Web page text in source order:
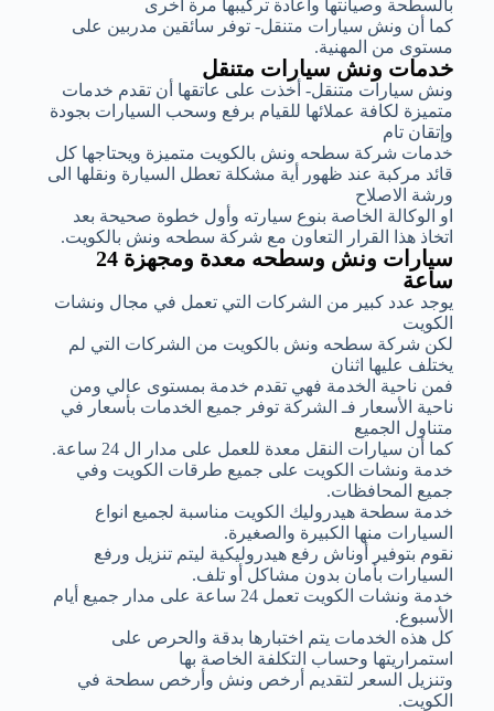
بالسطحة وصيانتها واعادة تركيبها مرة أخرى
كما أن ونش سيارات متنقل- توفر سائقين مدربين على
مستوى من المهنية.
خدمات ونش سيارات متنقل
ونش سيارات متنقل- أخذت على عاتقها أن تقدم خدمات
متميزة لكافة عملائها للقيام برفع وسحب السيارات بجودة
وإتقان تام
خدمات شركة سطحه ونش بالكويت متميزة ويحتاجها كل
قائد مركبة عند ظهور أية مشكلة تعطل السيارة ونقلها الى
ورشة الاصلاح
او الوكالة الخاصة بنوع سيارته وأول خطوة صحيحة بعد
اتخاذ هذا القرار التعاون مع شركة سطحه ونش بالكويت.
سيارات ونش وسطحه معدة ومجهزة 24
ساعة
يوجد عدد كبير من الشركات التي تعمل في مجال ونشات
الكويت
لكن شركة سطحه ونش بالكويت من الشركات التي لم
يختلف عليها اثنان
فمن ناحية الخدمة فهي تقدم خدمة بمستوى عالي ومن
ناحية الأسعار فـ الشركة توفر جميع الخدمات بأسعار في
متناول الجميع
كما أن سيارات النقل معدة للعمل على مدار ال 24 ساعة.
خدمة ونشات الكويت على جميع طرقات الكويت وفي
جميع المحافظات.
خدمة سطحة هيدروليك الكويت مناسبة لجميع انواع
السيارات منها الكبيرة والصغيرة.
نقوم بتوفير أوناش رفع هيدروليكية ليتم تنزيل ورفع
السيارات بأمان بدون مشاكل أو تلف.
خدمة ونشات الكويت تعمل 24 ساعة على مدار جميع أيام
الأسبوع.
كل هذه الخدمات يتم اختبارها بدقة والحرص على
استمراريتها وحساب التكلفة الخاصة بها
وتنزيل السعر لتقديم أرخص ونش وأرخص سطحة في
الكويت.